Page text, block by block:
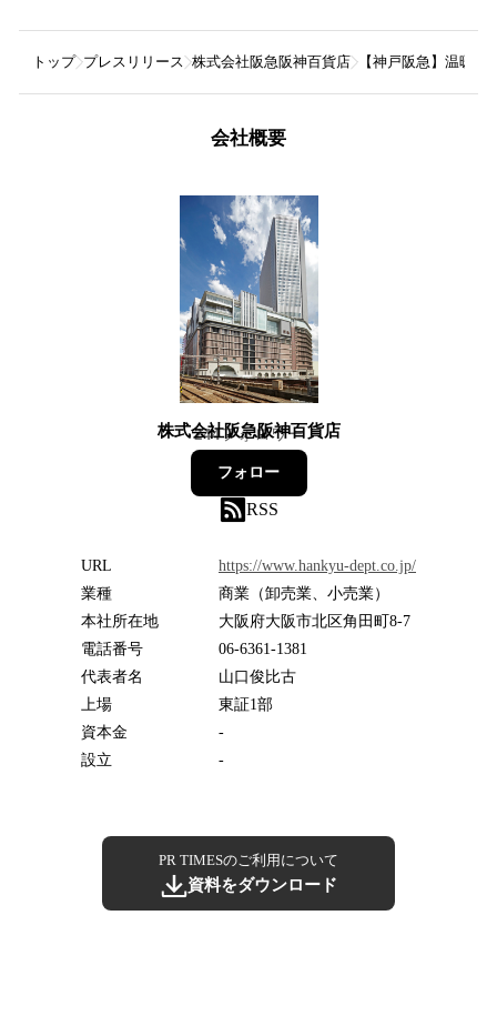
トップ プレスリリース 株式会社阪急阪神百貨店 【神戸阪急】温暖
会社概要
株式会社阪急阪神百貨店
244フォロワー
フォロー
RSS
URL
https://www.hankyu-dept.co.jp/
業種
商業（卸売業、小売業）
本社所在地
大阪府大阪市北区角田町8-7
電話番号
06-6361-1381
代表者名
山口俊比古
上場
東証1部
資本金
-
設立
-
PR TIMESのご利用について
資料をダウンロード